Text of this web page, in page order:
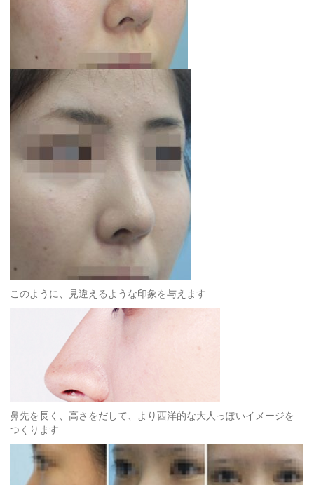
このように、見違えるような印象を与えます
鼻先を長く、高さをだして、より西洋的な大人っぽいイメージを
つくります